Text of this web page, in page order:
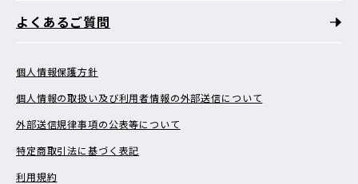
よくあるご質問
個人情報保護方針
個人情報の取扱い及び利用者情報の外部送信について
外部送信規律事項の公表等について
特定商取引法に基づく表記
利用規約